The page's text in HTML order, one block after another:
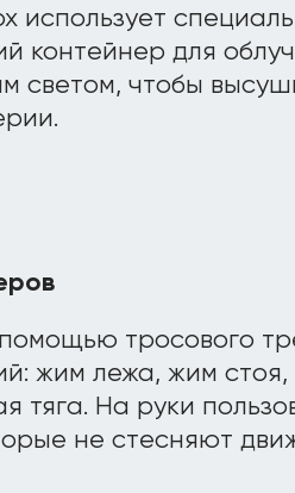
использует
контейнер для
светом, чтобы
тросового
жим лежа, жим стоя,
тяга. На руки
не стесняют